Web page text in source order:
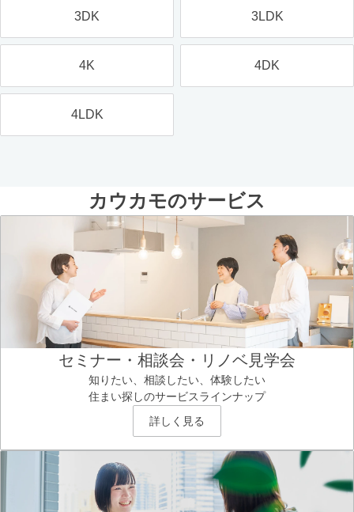
3DK 3LDK
4K 4DK
4LDK
カウカモのサービス
セミナー・相談会・リノベ見学会
知りたい、相談したい、体験したい
住まい探しのサービスラインナップ
詳しく見る